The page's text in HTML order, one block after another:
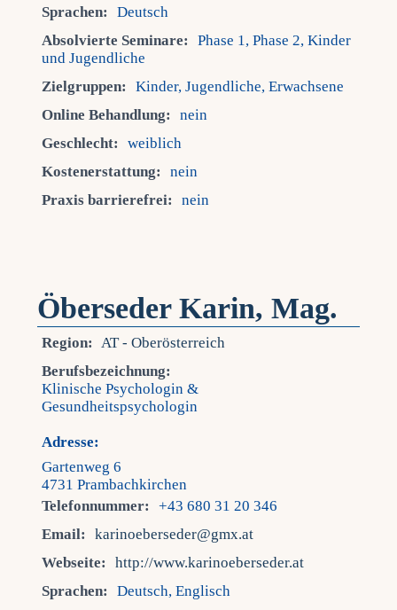
Sprachen:
Deutsch
Absolvierte Seminare:
Phase 1, Phase 2, Kinder
und Jugendliche
Zielgruppen:
Kinder, Jugendliche, Erwachsene
Online Behandlung:
nein
Geschlecht:
weiblich
Kostenerstattung:
nein
Praxis barrierefrei:
nein
Öberseder Karin, Mag.
Region: AT - Oberösterreich
Berufsbezeichnung:
Klinische Psychologin &
Gesundheitspsychologin
Adresse:
Gartenweg 6
4731 Prambachkirchen
Telefonnummer:
+43 680 31 20 346
Email:
karinoeberseder@gmx.at
Webseite:
http://www.karinoeberseder.at
Sprachen:
Deutsch, Englisch